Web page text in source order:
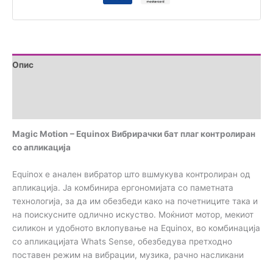
Опис
Magic Motion – Equinox Вибрирачки бат плаг контролиран
со апликација
Equinox е анален вибратор што вшмукува контролиран од
апликација. Ја комбинира ергономијата со паметната
технологија, за да им обезбеди како на почетниците така и
на поискусните одлично искуство. Моќниот мотор, мекиот
силикон и удобното вклопување на Equinox, во комбинација
со апликацијата Whats Sense, обезбедува претходно
поставен режим на вибрации, музика, рачно насликани